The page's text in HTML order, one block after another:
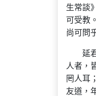
生常談
可受教
尚可問
延
人者，
罔人耳
友道，